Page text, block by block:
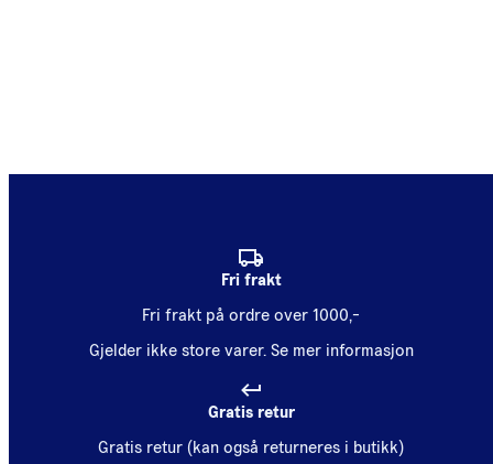
Fri frakt
Fri frakt på ordre over 1000,-
Gjelder ikke store varer. Se mer informasjon
Gratis retur
Gratis retur (kan også returneres i butikk)